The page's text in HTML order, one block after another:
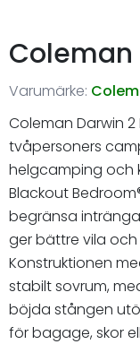
Coleman
Varumärke:
Coleman Darwin
tvåpersoners
helgcamping och
Blackout
begränsa
ger bättre vila
Konstruktionen
stabilt sovrum,
böjda stången
för bagage, skor